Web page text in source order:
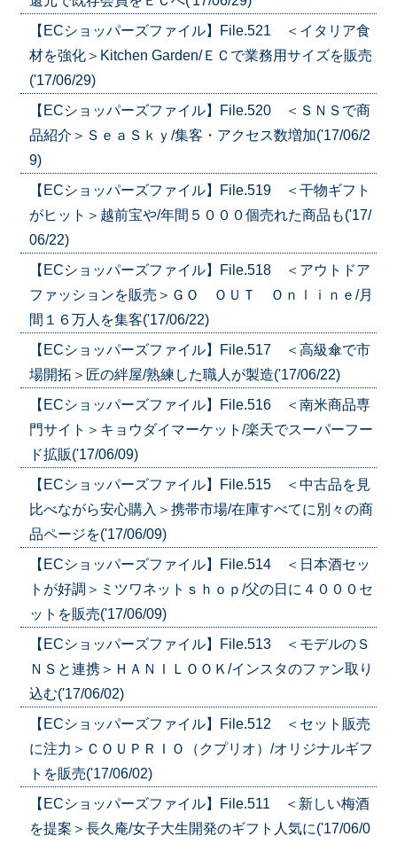
【ECショッパーズファイル】File.521 ＜イタリア食
材を強化＞Kitchen Garden/ＥＣで業務用サイズを販売
('17/06/29)
【ECショッパーズファイル】File.520 ＜ＳＮＳで商
品紹介＞ＳｅａＳｋｙ/集客・アクセス数増加('17/06/2
9)
【ECショッパーズファイル】File.519 ＜干物ギフト
がヒット＞越前宝や/年間５０００個売れた商品も('17/
06/22)
【ECショッパーズファイル】File.518 ＜アウトドア
ファッションを販売＞ＧＯ ＯＵＴ Ｏｎｌｉｎｅ/月
間１６万人を集客('17/06/22)
【ECショッパーズファイル】File.517 ＜高級傘で市
場開拓＞匠の絆屋/熟練した職人が製造('17/06/22)
【ECショッパーズファイル】File.516 ＜南米商品専
門サイト＞キョウダイマーケット/楽天でスーパーフー
ド拡販('17/06/09)
【ECショッパーズファイル】File.515 ＜中古品を見
比べながら安心購入＞携帯市場/在庫すべてに別々の商
品ページを('17/06/09)
【ECショッパーズファイル】File.514 ＜日本酒セッ
トが好調＞ミツワネットｓｈｏｐ/父の日に４０００セ
ットを販売('17/06/09)
【ECショッパーズファイル】File.513 ＜モデルのＳ
ＮＳと連携＞ＨＡＮＩＬＯＯＫ/インスタのファン取り
込む('17/06/02)
【ECショッパーズファイル】File.512 ＜セット販売
に注力＞ＣＯＵＰＲＩＯ（クプリオ）/オリジナルギフ
トを販売('17/06/02)
【ECショッパーズファイル】File.511 ＜新しい梅酒
を提案＞長久庵/女子大生開発のギフト人気に('17/06/0